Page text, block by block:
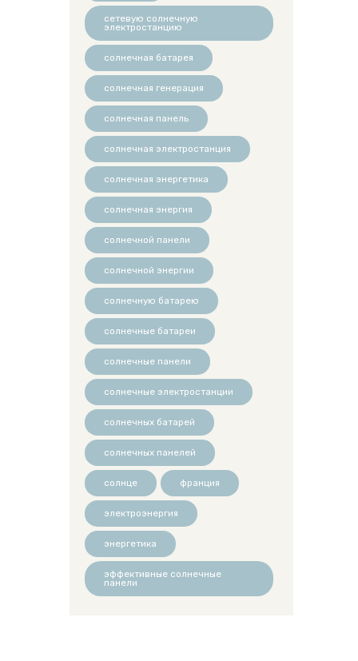
сетевую солнечную
электростанцию
солнечная батарея
солнечная генерация
солнечная панель
солнечная электростанция
солнечная энергетика
солнечная энергия
солнечной панели
солнечной энергии
солнечную батарею
солнечные батареи
солнечные панели
солнечные электростанции
солнечных батарей
солнечных панелей
солнце франция
электроэнергия
энергетика
эффективные солнечные
панели